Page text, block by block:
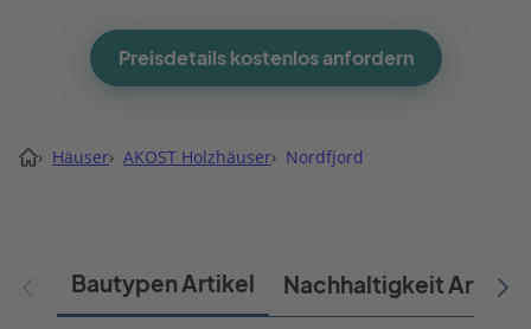
Preisdetails kostenlos anfordern
› Häuser› AKOST Holzhäuser› Nordfjord
Bautypen Artikel Nachhaltigkeit Artikel